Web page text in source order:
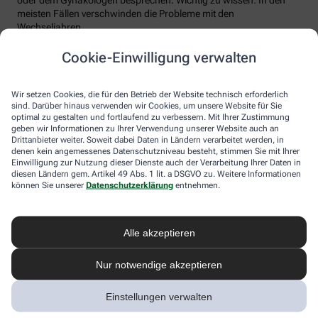
Cookie-Einwilligung verwalten
Wir setzen Cookies, die für den Betrieb der Website technisch erforderlich
sind. Darüber hinaus verwenden wir Cookies, um unsere Website für Sie
optimal zu gestalten und fortlaufend zu verbessern. Mit Ihrer Zustimmung
geben wir Informationen zu Ihrer Verwendung unserer Website auch an
Drittanbieter weiter. Soweit dabei Daten in Ländern verarbeitet werden, in
denen kein angemessenes Datenschutzniveau besteht, stimmen Sie mit Ihrer
Einwilligung zur Nutzung dieser Dienste auch der Verarbeitung Ihrer Daten in
diesen Ländern gem. Artikel 49 Abs. 1 lit. a DSGVO zu. Weitere Informationen
können Sie unserer Datenschutzerklärung entnehmen.
Alle akzeptieren
Nur notwendige akzeptieren
Einstellungen verwalten
meisten Fällen verschwinden die Probleme mit den
Wechseljahren.
Voraussetzung für eine erfolgreiche Behandlung ist allerdings
immer, dass die Endometriose auch als solche erkannt wird.
nehmen und ärztlich abklären lassen. Und sich auf keinen Fall
einreden lassen, sie seien normal.
Melden Sie sich hier an und sichern Sie
sich Ihren 10% Gutschein* für unsere
Apotheke